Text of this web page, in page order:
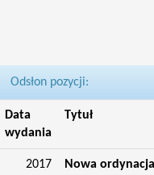
Odsłon pozycji:
Data
wydania
Tytuł
2017
Nowa ordynacja